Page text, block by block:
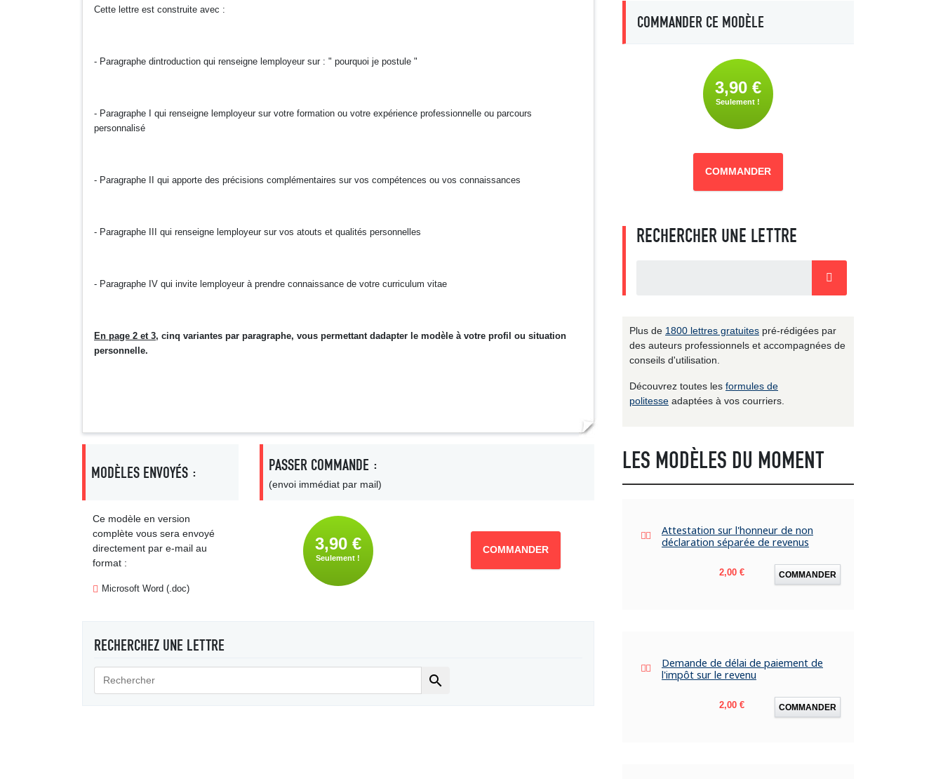
Cette lettre est construite avec :
- Paragraphe dintroduction qui renseigne lemployeur sur : " pourquoi je postule "
- Paragraphe I qui renseigne lemployeur sur votre formation ou votre expérience professionnelle ou parcours
personnalisé
- Paragraphe II qui apporte des précisions complémentaires sur vos compétences ou vos connaissances
- Paragraphe III qui renseigne lemployeur sur vos atouts et qualités personnelles
- Paragraphe IV qui invite lemployeur à prendre connaissance de votre curriculum vitae
En page 2 et 3, cinq variantes par paragraphe, vous permettant dadapter le modèle à votre profil ou situation
personnelle.
MODÈLES ENVOYÉS :
Ce modèle en version
complète vous sera envoyé
directement par e-mail au
format :
Microsoft Word (.doc)
PASSER COMMANDE :
(envoi immédiat par mail)
3,90 €
Seulement !
COMMANDER
RECHERCHEZ UNE LETTRE

COMMANDER CE MODÈLE
3,90 €
Seulement !
COMMANDER
RECHERCHER UNE LETTRE
Plus de 1800 lettres gratuites pré-rédigées par
des auteurs professionnels et accompagnées de
conseils d'utilisation.
Découvrez toutes les formules de
politesse adaptées à vos courriers.
LES MODÈLES DU MOMENT
Attestation sur l'honneur de non
déclaration séparée de revenus
Prix
2,00 € COMMANDER
Demande de délai de paiement de
l'impôt sur le revenu
Prix
2,00 € COMMANDER